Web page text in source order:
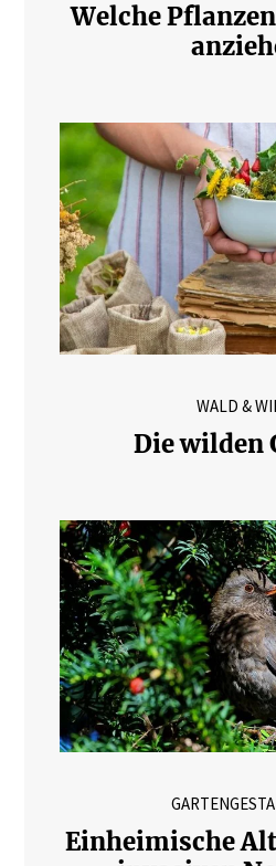
Welche
WALD &
Die wilden
Einheimische